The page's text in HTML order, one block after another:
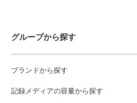
グループから探す
ブランドから探す
記録メディアの容量から探す